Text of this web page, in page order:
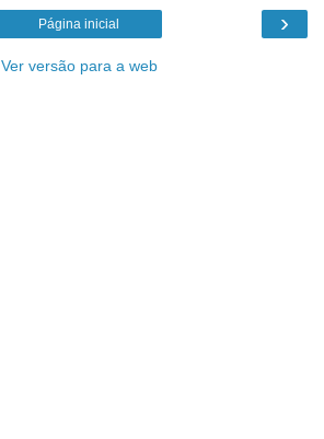
›
Página inicial
Ver versão para a web